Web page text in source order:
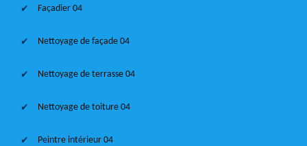
Façadier 04
Nettoyage de façade 04
Nettoyage de terrasse 04
Nettoyage de toiture 04
Peintre intérieur 04